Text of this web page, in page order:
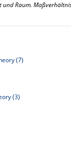
und Raum.
(7)
(3)